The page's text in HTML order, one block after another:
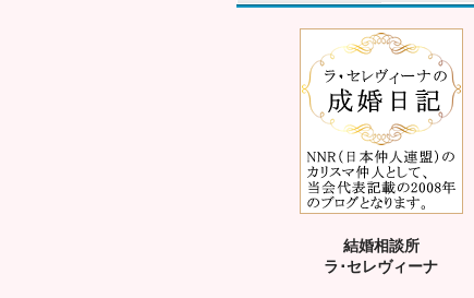
結婚相談所
ラ･セレヴィーナ